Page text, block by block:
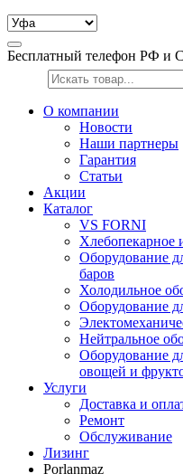
Бесплатный телефон РФ и
О компании
Новости
Наши партнеры
Гарантия
Статьи
Акции
Каталог
VS FORNI
Хлебопекарное
Оборудование
баров
Холодильное
Оборудование
Нейтральное
Оборудование
овощей и
Услуги
Доставка и
Ремонт
Обслуживание
Лизинг
Porlanmaz